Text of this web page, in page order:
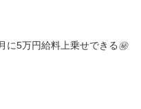
に5万円給料上乗せできる㊙